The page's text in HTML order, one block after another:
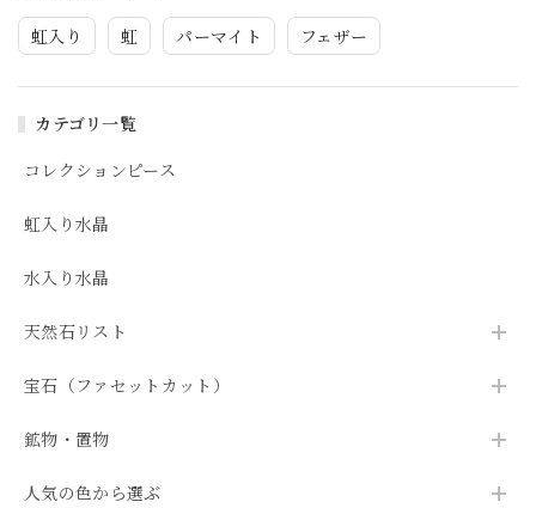
虹入り 虹 パーマイト フェザー
カテゴリ一覧
コレクションピース
虹入り水晶
水入り水晶
天然石リスト
宝石（ファセットカット）
鉱物・置物
人気の色から選ぶ